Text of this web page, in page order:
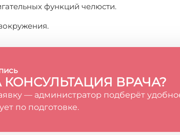
функций челюсти.
ВРАЧА?
— администратор подберёт
по подготовке.